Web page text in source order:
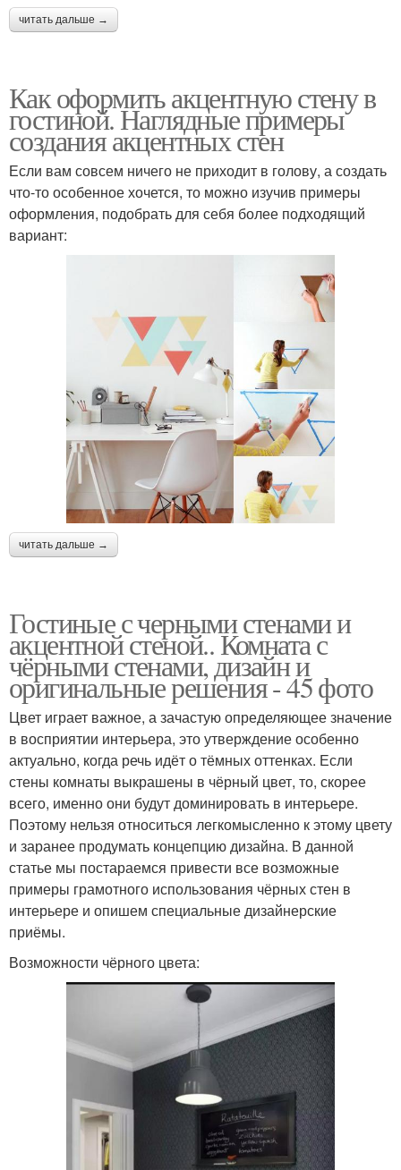
читать дальше →
Как оформить акцентную стену в
гостиной. Наглядные примеры
создания акцентных стен
Если вам совсем ничего не приходит в голову, а создать
что-то особенное хочется, то можно изучив примеры
оформления, подобрать для себя более подходящий
вариант:
читать дальше →
Гостиные с черными стенами и
акцентной стеной.. Комната с
чёрными стенами, дизайн и
оригинальные решения - 45 фото
Цвет играет важное, а зачастую определяющее значение
в восприятии интерьера, это утверждение особенно
актуально, когда речь идёт о тёмных оттенках. Если
стены комнаты выкрашены в чёрный цвет, то, скорее
всего, именно они будут доминировать в интерьере.
Поэтому нельзя относиться легкомысленно к этому цвету
и заранее продумать концепцию дизайна. В данной
статье мы постараемся привести все возможные
примеры грамотного использования чёрных стен в
интерьере и опишем специальные дизайнерские
приёмы.
Возможности чёрного цвета: